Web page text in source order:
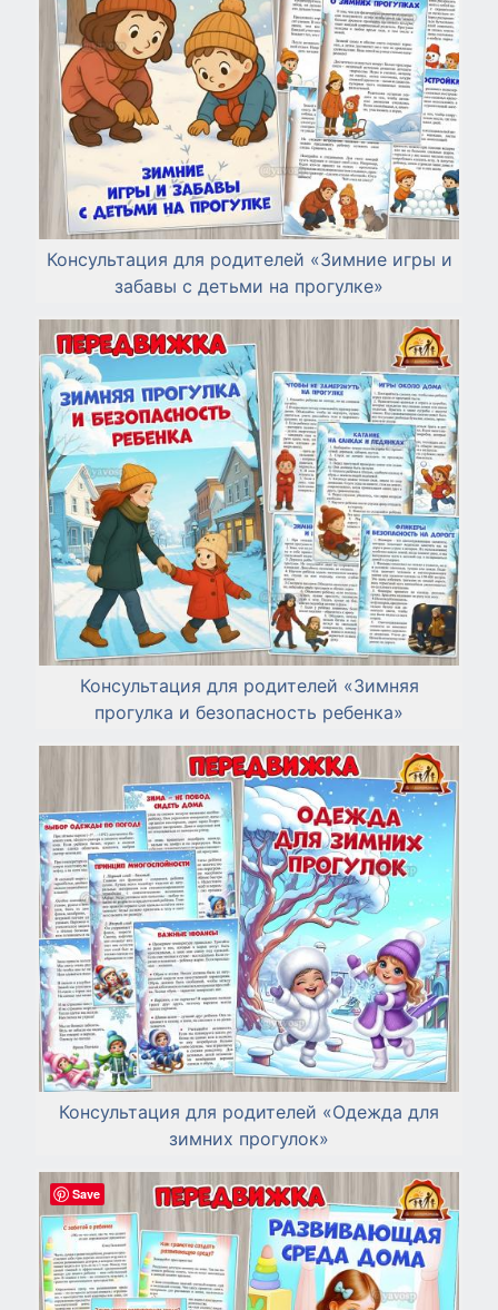
Консультация для родителей «Зимние игры и
забавы с детьми на прогулке»
Консультация для родителей «Зимняя
прогулка и безопасность ребенка»
Консультация для родителей «Одежда для
зимних прогулок»
Save